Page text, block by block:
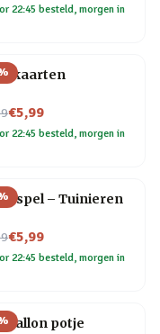
22:45 besteld, morgen in
€5,99
22:45 besteld, morgen in
spel – Tuinieren
€5,99
22:45 besteld, morgen in
ballon potje